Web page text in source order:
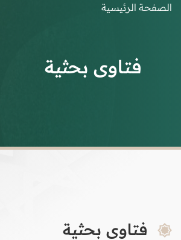
الصفحة الرئيسية
فتاوى بحثية
فتاوى بحثية